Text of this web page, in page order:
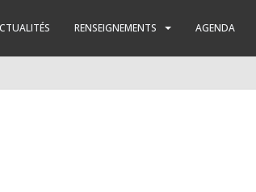
RENSEIGNEMENTS AGENDA